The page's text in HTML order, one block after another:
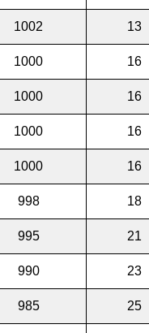
1002 13
1000 16
1000 16
1000 16
1000 16
998 18
995 21
990 23
985 25